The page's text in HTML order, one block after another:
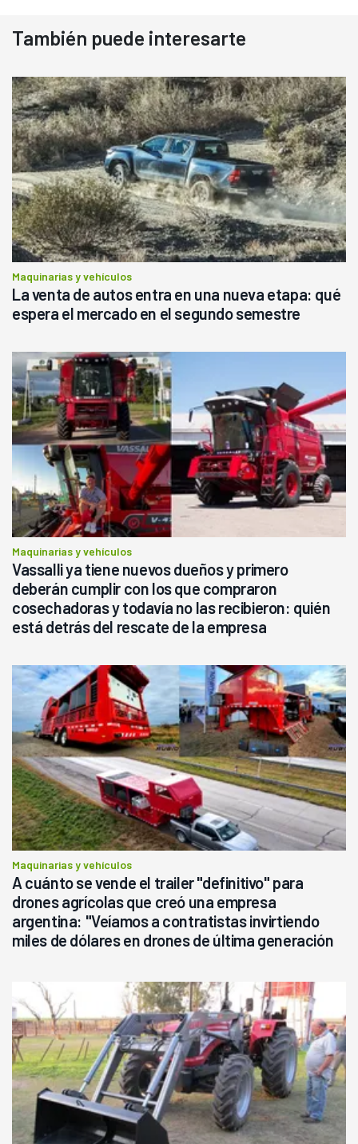
También puede interesarte
Maquinarias y vehículos
La venta de autos entra en una nueva etapa: qué
espera el mercado en el segundo semestre
Maquinarias y vehículos
Vassalli ya tiene nuevos dueños y primero
deberán cumplir con los que compraron
cosechadoras y todavía no las recibieron: quién
está detrás del rescate de la empresa
Maquinarias y vehículos
A cuánto se vende el trailer "definitivo" para
drones agrícolas que creó una empresa
argentina: "Veíamos a contratistas invirtiendo
miles de dólares en drones de última generación